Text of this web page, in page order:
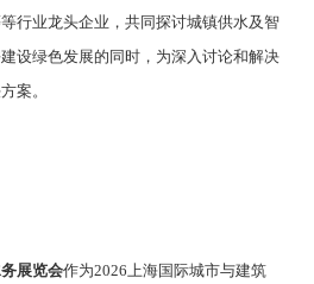
等行业龙头企业，共同探讨城镇供水及智
设绿色发展的同时，为深入讨论和解决
案。
展览会作为2026上海国际城市与建筑